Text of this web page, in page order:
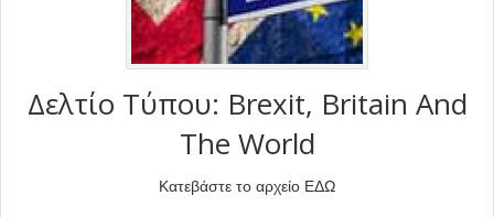
Δελτίο Τύπου: Brexit, Britain And
The World
Κατεβάστε το αρχείο ΕΔΩ